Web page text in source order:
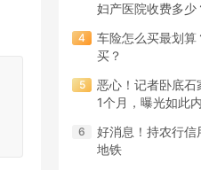
妇产医院收费多少
车险怎么买最划
买？
恶心！记者卧底
1个月，曝光如此
好消息！持农行
地铁